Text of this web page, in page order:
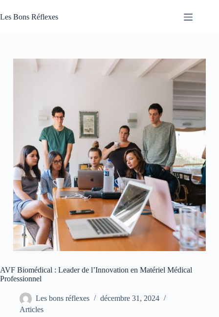
au
contenu
Les Bons Réflexes
AVF Biomédical : Leader de l’Innovation en Matériel Médical
Professionnel
Les bons réflexes
décembre 31, 2024
Articles